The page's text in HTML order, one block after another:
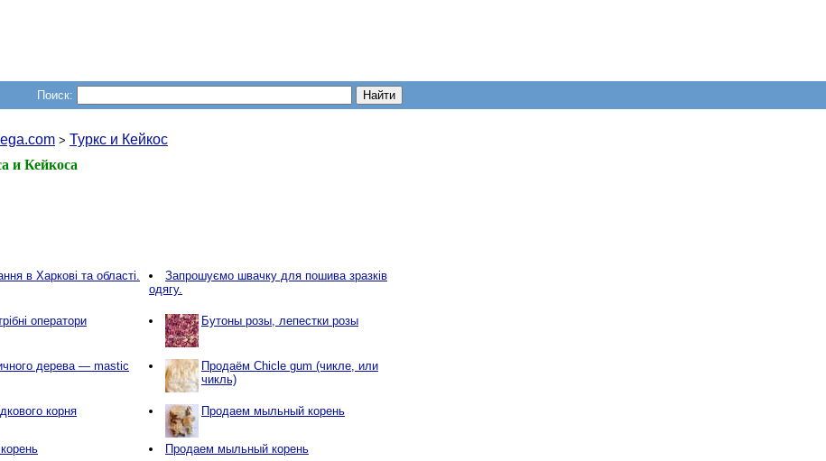
Поиск:
> Туркс и Кейкос
и Кейкоса
в Харкові та області.
Запрошуємо швачку для пошива зразків
одягу.
оператори
Бутоны розы, лепестки розы
дерева — mastic
Продаём Chicle gum (чикле, или
чикль)
корня Продаем мыльный корень
Продаем мыльный корень